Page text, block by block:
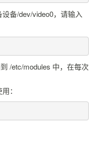
备/dev/video0，请输入
/etc/modules 中，在每次
：